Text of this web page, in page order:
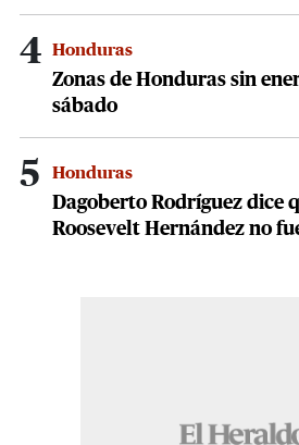
4 Honduras
Zonas de Honduras sin
sábado
5 Honduras
Dagoberto Rodríguez dice
Roosevelt Hernández no